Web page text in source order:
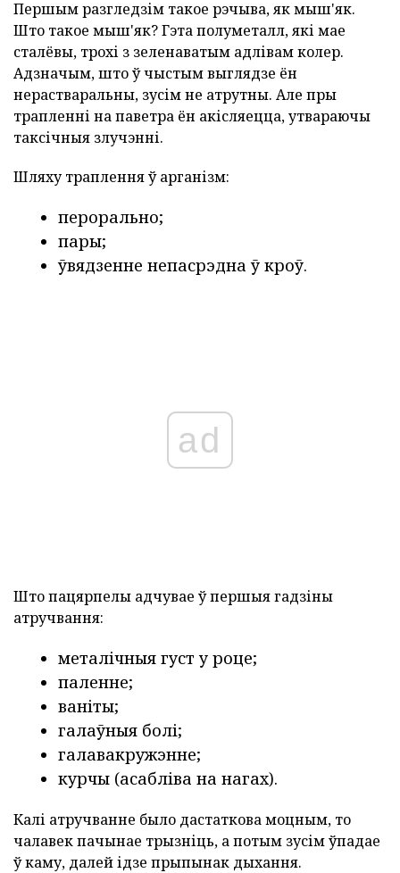
Першым разгледзім такое рэчыва, як мыш'як.
Што такое мыш'як? Гэта полуметалл, які мае
сталёвы, трохі з зеленаватым адлівам колер.
Адзначым, што ў чыстым выглядзе ён
нерастваральны, зусім не атрутны. Але пры
трапленні на паветра ён акісляецца, утвараючы
таксічныя злучэнні.
Шляху траплення ў арганізм:
перорально;
пары;
ўвядзенне непасрэдна ў кроў.
ad
Што пацярпелы адчувае ў першыя гадзіны
атручвання:
металічныя густ у роце;
паленне;
ваніты;
галаўныя болі;
галавакружэнне;
курчы (асабліва на нагах).
Калі атручванне было дастаткова моцным, то
чалавек пачынае трызніць, а потым зусім ўпадае
ў каму, далей ідзе прыпынак дыхання.